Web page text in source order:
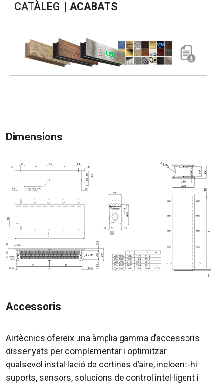
CATÀLEG | ACABATS
Dimensions
Accessoris
Airtècnics ofereix una àmplia gamma d’accessoris
dissenyats per complementar i optimitzar
qualsevol instal·lació de cortines d’aire, incloent-hi
suports, sensors, solucions de control intel·ligent i